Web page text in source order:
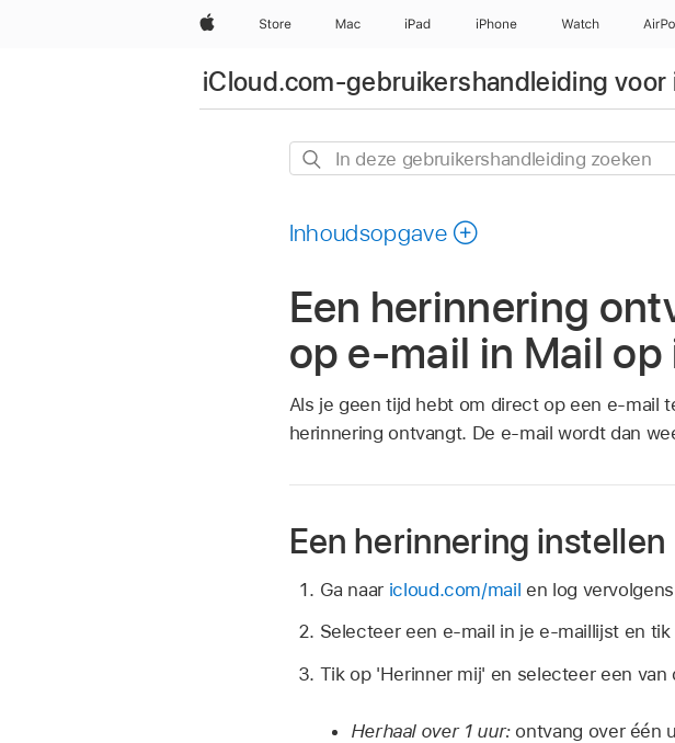
AppleStore Mac iPad iPhone Watch
iCloud.com-gebruikershandleiding voor
In
zoeken
Inhoudsopgave
Een herinnering
op e‑mail in Mail
Als je geen tijd hebt om direct op een e‑mail
herinnering ontvangt. De e‑mail wordt dan
Een herinnering instellen
Ga naar icloud.com/mail en log
Selecteer een e-mail in je e-maillijst en
Tik op 'Herinner mij' en selecteer een van
Herhaal over 1 uur: ontvang over één